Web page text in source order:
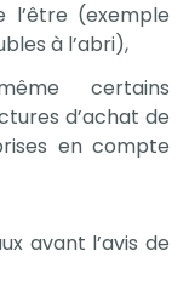
l’être (exemple
à l’abri),
certains
d’achat de
en compte
avant l’avis de